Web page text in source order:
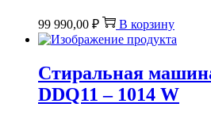
99 990,00 ₽ В корзину
Стиральная
DDQ11 – 1014 W